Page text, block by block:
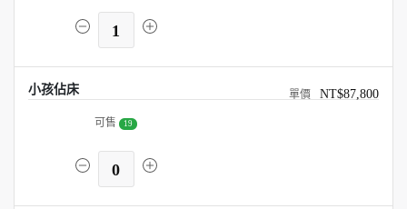
1
小孩佔床 NT$87,800
可售 19
0